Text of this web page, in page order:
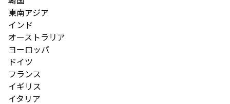
東南アジア
インド
オーストラリア
ヨーロッパ
ドイツ
フランス
イギリス
イタリア